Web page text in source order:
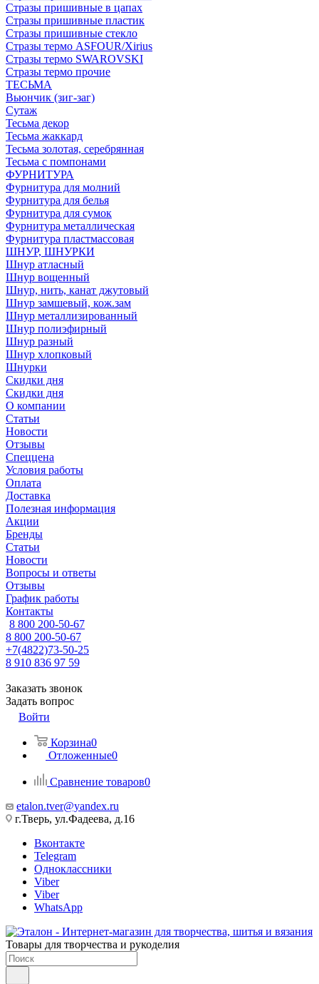
Стразы пришивные в цапах
Стразы пришивные пластик
Стразы пришивные стекло
Стразы термо ASFOUR/Xirius
Стразы термо SWAROVSKI
Стразы термо прочие
ТЕСЬМА
Вьюнчик (зиг-заг)
Сутаж
Тесьма декор
Тесьма жаккард
Тесьма золотая, серебрянная
Тесьма с помпонами
ФУРНИТУРА
Фурнитура для молний
Фурнитура для белья
Фурнитура для сумок
Фурнитура металлическая
Фурнитура пластмассовая
ШНУР, ШНУРКИ
Шнур атласный
Шнур вощенный
Шнур, нить, канат джутовый
Шнур замшевый, кож.зам
Шнур металлизированный
Шнур полиэфирный
Шнур разный
Шнур хлопковый
Шнурки
Скидки дня
Скидки дня
О компании
Статьи
Новости
Отзывы
Спеццена
Условия работы
Оплата
Доставка
Полезная информация
Акции
Бренды
Статьи
Новости
Вопросы и ответы
Отзывы
График работы
Контакты
8 800 200-50-67
8 800 200-50-67
+7(4822)73-50-25
8 910 836 97 59
Заказать звонок
Задать вопрос
Войти
Корзина0
Отложенные0
Сравнение товаров0
etalon.tver@yandex.ru
г.Тверь, ул.Фадеева, д.16
Вконтакте
Telegram
Одноклассники
Viber
Viber
WhatsApp
Товары для творчества и рукоделия